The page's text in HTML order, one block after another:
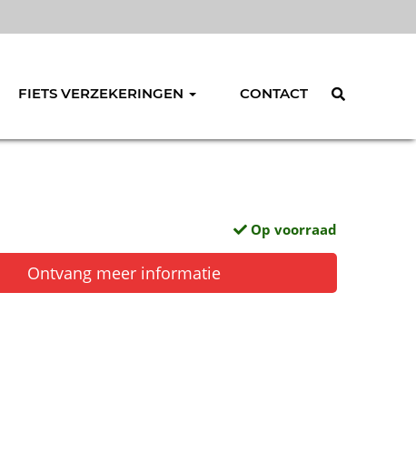
FIETS VERZEKERINGEN CONTACT
Op voorraad
Ontvang meer informatie